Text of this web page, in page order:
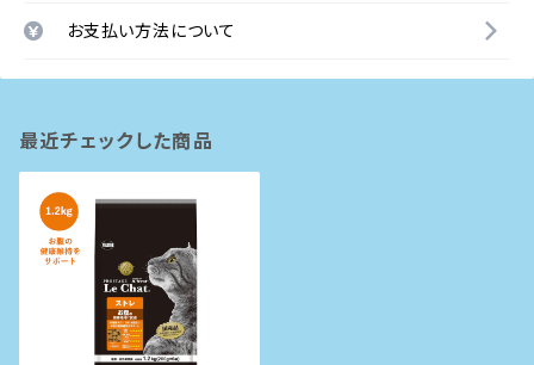
お支払い方法について
最近チェックした商品